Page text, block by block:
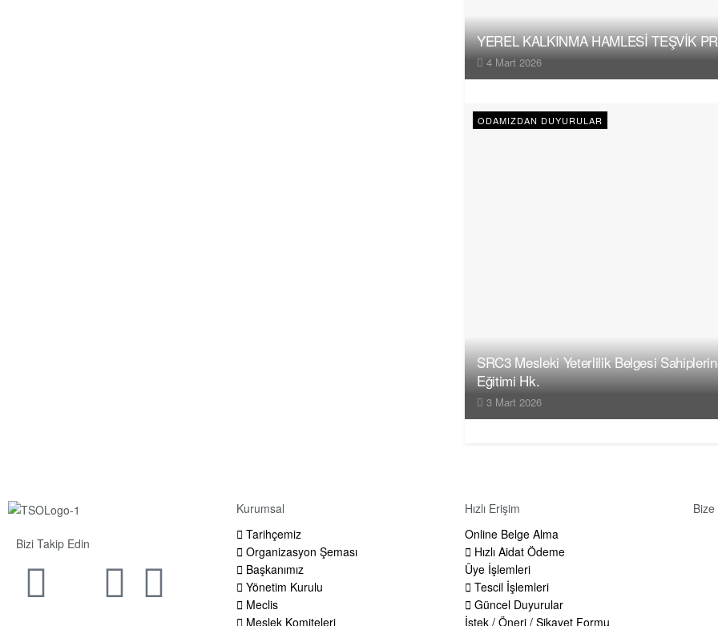
YEREL KALKINMA HAMLESİ TEŞVİK
4 Mart 2026
ODAMIZDAN DUYURULAR
SRC3 Mesleki Yeterlilik Belgesi
Eğitimi Hk.
3 Mart 2026
Bizi Takip Edin
Kurumsal
Tarihçemiz
Organizasyon Şeması
Başkanımız
Yönetim Kurulu
Meclis
Meslek Komiteleri
Hızlı Erişim
Online Belge Alma
Hızlı Aidat Ödeme
Üye İşlemleri
Tescil İşlemleri
Güncel Duyurular
İstek / Öneri / Şikayet Formu
Bize